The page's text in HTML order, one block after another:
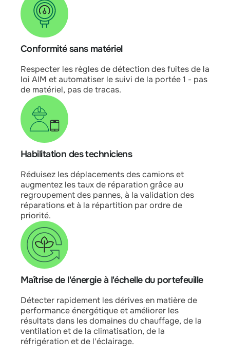
Conformité sans matériel
Respecter les règles de détection des fuites de la
loi AIM et automatiser le suivi de la portée 1 - pas
de matériel, pas de tracas.
Habilitation des techniciens
Réduisez les déplacements des camions et
augmentez les taux de réparation grâce au
regroupement des pannes, à la validation des
réparations et à la répartition par ordre de
priorité.
Maîtrise de l'énergie à l'échelle du portefeuille
Détecter rapidement les dérives en matière de
performance énergétique et améliorer les
résultats dans les domaines du chauffage, de la
ventilation et de la climatisation, de la
réfrigération et de l'éclairage.